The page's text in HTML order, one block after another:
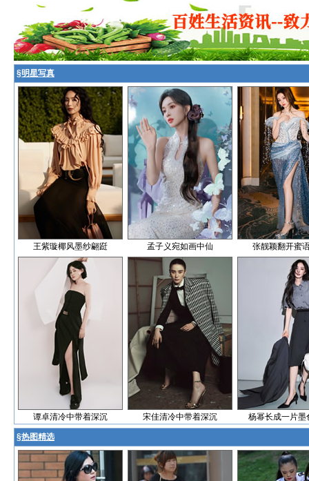
§明星写真
王紫璇椰风墨纱翩跹 孟子义宛如画中仙 张靓颖翻开蜜
谭卓清冷中带着深沉 宋佳清冷中带着深沉 杨幂长成一片墨
§热图精选